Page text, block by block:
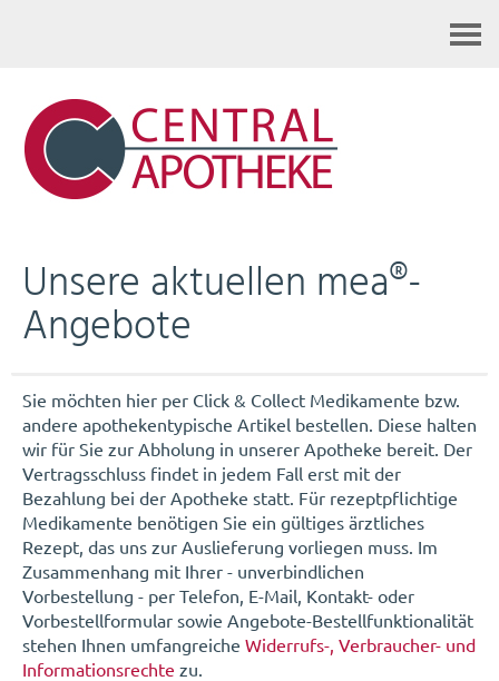
Unsere aktuellen mea®-
Angebote
Sie möchten hier per Click & Collect Medikamente bzw.
andere apothekentypische Artikel bestellen. Diese halten
wir für Sie zur Abholung in unserer Apotheke bereit. Der
Vertragsschluss findet in jedem Fall erst mit der
Bezahlung bei der Apotheke statt. Für rezeptpflichtige
Medikamente benötigen Sie ein gültiges ärztliches
Rezept, das uns zur Auslieferung vorliegen muss. Im
Zusammenhang mit Ihrer - unverbindlichen
Vorbestellung - per Telefon, E-Mail, Kontakt- oder
Vorbestellformular sowie Angebote-Bestellfunktionalität
stehen Ihnen umfangreiche Widerrufs-, Verbraucher- und
Informationsrechte zu.